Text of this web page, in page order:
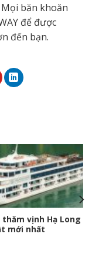
băn khoăn
để được
đến bạn.
thăm vịnh Hạ Long
mới nhất